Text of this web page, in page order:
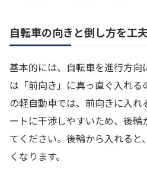
自転車の向きと倒し方を工
基本的には、自転車を進行方
は「前向き」に真っ直ぐ入れる
の軽自動車では、前向きに入
ートに干渉しやすいため、後
てください。後輪から入れると
くなります。